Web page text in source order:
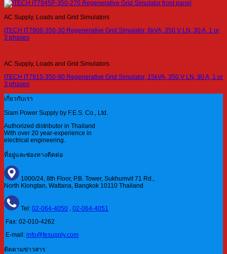
AC Supply, Loads and Grid Simulators
ITECH IT7906-350-30 Regenerative Grid Simulator, 6kVA, 350 V LN, 30 A, 1 or
3 phases
AC Supply, Loads and Grid Simulators
ITECH IT7915-350-90 Regenerative Grid Simulator, 15kVA, 350 V LN, 90 A, 1 or
3 phases
เกี่ยวกับเรา
Siam Power Supply by F.E.S. Co., Ltd.
Authorized distributor in Thailand
With over 20 year-experience in
electrical engineering.
ที่อยู่และช่องทางติดต่อ
1000/24, 8th Floor, P.B. Tower, Sukhumvit 71 Rd.,
North Klongtan, Wattana, Bangkok 10110 Thailand
Tel: 02-064-4050 , 02-064-4051
Fax: 02-010-4262
E-mail: info@fesupply.com
ติดตามข่าวสาร